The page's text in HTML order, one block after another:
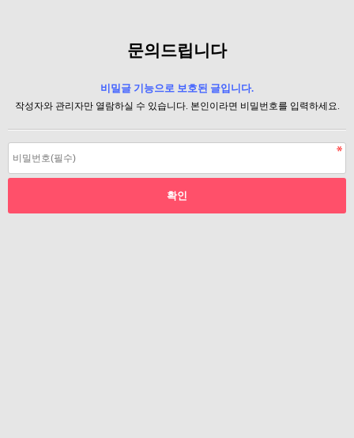
문의드립니다
비밀글 기능으로 보호된 글입니다.
작성자와 관리자만 열람하실 수 있습니다. 본인이라면 비밀번호를 입력하세요.